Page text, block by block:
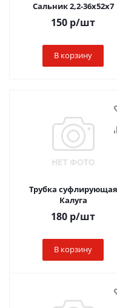
Сальник 2,2-36х52х7
150 р/шт
В корзину
Трубка суфлирующая
Калуга
180 р/шт
В корзину